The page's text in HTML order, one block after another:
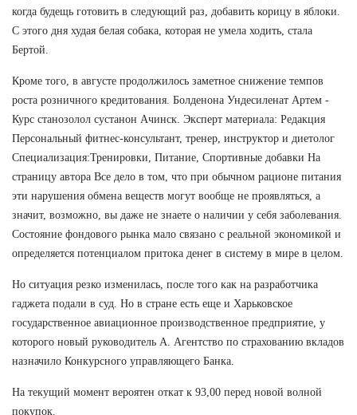
когда будещь готовить в следующий раз, добавить корицу в яблоки.
С этого дня худая белая собака, которая не умела ходить, стала
Бертой.
Кроме того, в августе продолжилось заметное снижение темпов
роста розничного кредитования. Болденона Ундесиленат Артем -
Курс станозолол сустанон Ачинск. Эксперт материала: Редакция
Персональный фитнес-консультант, тренер, инструктор и диетолог
Специализация:Тренировки, Питание, Спортивные добавки На
страницу автора Все дело в том, что при обычном рационе питания
эти нарушения обмена веществ могут вообще не проявляться, а
значит, возможно, вы даже не знаете о наличии у себя заболевания.
Состояние фондового рынка мало связано с реальной экономикой и
определяется потенциалом притока денег в систему в мире в целом.
Но ситуация резко изменилась, после того как на разработчика
гаджета подали в суд. Но в стране есть еще и Харьковское
государственное авиационное производственное предприятие, у
которого новый руководитель А. Агентство по страхованию вкладов
назначило Конкурсного управляющего Банка.
На текущий момент вероятен откат к 93,00 перед новой волной
покупок.